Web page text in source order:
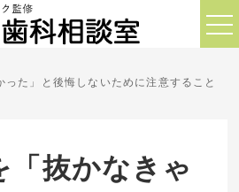
た」と後悔しないために注意すること
抜かなきゃ